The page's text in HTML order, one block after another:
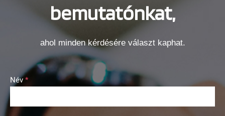
bemutatónkat,
ahol minden kérdésére választ kaphat.
Név *